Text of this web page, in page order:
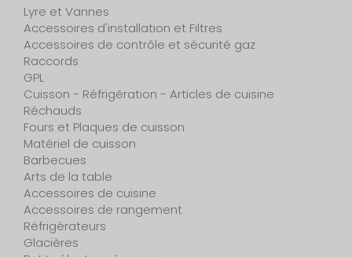
Lyre et Vannes
Accessoires d'installation et Filtres
Accessoires de contrôle et sécurité gaz
Raccords
GPL
Cuisson - Réfrigération - Articles de cuisine
Réchauds
Fours et Plaques de cuisson
Matériel de cuisson
Barbecues
Arts de la table
Accessoires de cuisine
Accessoires de rangement
Réfrigérateurs
Glacières